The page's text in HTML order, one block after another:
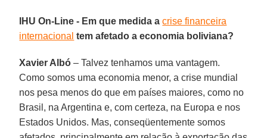
IHU On-Line - Em que medida acrise financeira
internacional tem afetado a economia boliviana?
Xavier Albó – Talvez tenhamos uma vantagem.
Como somos uma economia menor, a crise mundial
nos pesa menos do que em países maiores, como no
Brasil, na Argentina e, com certeza, na Europa e nos
Estados Unidos. Mas, conseqüentemente somos